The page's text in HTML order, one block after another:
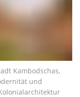
Kambodschas,
und